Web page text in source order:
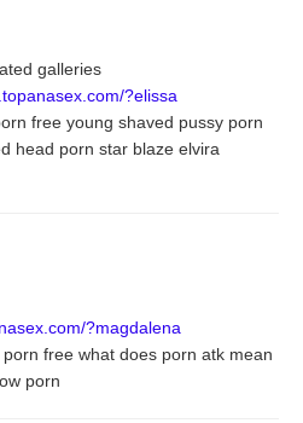
galleries
?elissa
free young shaved pussy porn
head porn star blaze elvira
?magdalena
free what does porn atk mean
porn